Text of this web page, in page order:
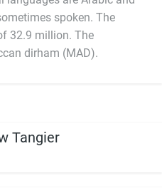
spoken. The
32.9 million. The
dirham (MAD).
Tangier